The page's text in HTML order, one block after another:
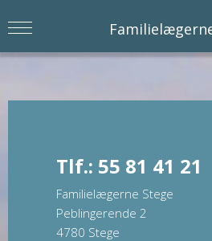
Tlf.: 55 81 41 21
Familielægerne Stege
Peblingerende 2
4780 Stege